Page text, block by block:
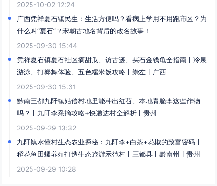
2025-10-02 12:24
广西凭祥夏石镇民生：生活方便吗？看病上学用不用跑市区？为
什么叫“夏石”？宋朝古地名背后的改名故事！​
2025-09-30 15:44
凭祥夏石镇夏石社区摘甜瓜、访古迹、买石金钱龟全指南丨冷泉
游泳、打榔舞体验、五色糯米饭攻略丨崇左丨广西
2025-09-30 15:31
黔南三都九阡镇姑偿村地里能种出红苕、本地青脆李这些作物
吗？丨九阡李采摘攻略+快递进村全解析丨贵州
2025-09-29 13:32
九阡镇水懂村生态农业探秘：九阡李+白茶+花椒的致富密码丨
稻花鱼田螺养殖打造生态旅游示范村丨三都县丨黔南州丨贵州
2025-09-29 10:28